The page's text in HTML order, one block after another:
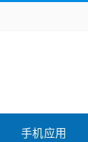
影音软件
手机应用